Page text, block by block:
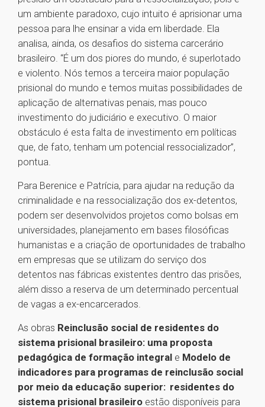
um ambiente paradoxo, cujo intuito é aprisionar uma
pessoa para lhe ensinar a vida em liberdade. Ela
analisa, ainda, os desafios do sistema carcerário
brasileiro. “É um dos piores do mundo, é superlotado
e violento. Nós temos a terceira maior população
prisional do mundo e temos muitas possibilidades de
aplicação de alternativas penais, mas pouco
investimento do judiciário e executivo. O maior
obstáculo é esta falta de investimento em políticas
que, de fato, tenham um potencial ressocializador”,
pontua.
Para Berenice e Patrícia, para ajudar na redução da
criminalidade e na ressocialização dos ex-detentos,
podem ser desenvolvidos projetos como bolsas em
universidades, planejamento em bases filosóficas
humanistas e a criação de oportunidades de trabalho
em empresas que se utilizam do serviço dos
detentos nas fábricas existentes dentro das prisões,
além disso a reserva de um determinado percentual
de vagas a ex-encarcerados.
As obras Reinclusão social de residentes do
sistema prisional brasileiro: uma proposta
pedagógica de formação integral e Modelo de
indicadores para programas de reinclusão social
por meio da educação superior: residentes do
sistema prisional brasileiro estão disponíveis para